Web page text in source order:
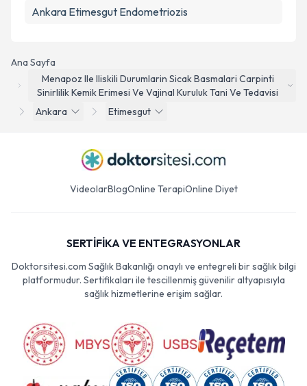
Ana Sayfa
Menapoz Ile Iliskili Durumlarin Sicak Basmalari Carpinti
Sinirlilik Kemik Erimesi Ve Vajinal Kuruluk Tani Ve Tedavisi
Ankara
Etimesgut
Ankara Etimesgut Endometriozis
VideolarBlogOnline TerapiOnline Diyet
SERTİFİKA VE ENTEGRASYONLAR
Doktorsitesi.com Sağlık Bakanlığı onaylı ve entegreli bir sağlık bilgi
platformudur. Sertifikaları ile tescillenmiş güvenilir altyapısıyla
sağlık hizmetlerine erişim sağlar.